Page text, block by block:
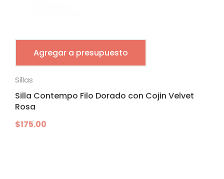
Agregar a presupuesto
Sillas
Silla Contempo Filo Dorado con Cojin Velvet
Rosa
$175.00